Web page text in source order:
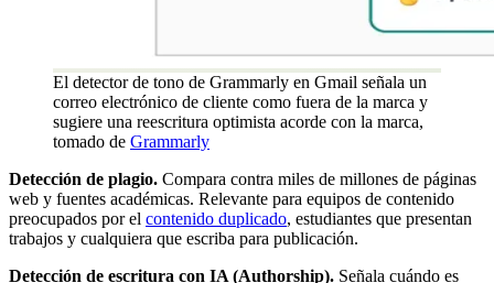
El detector de tono de Grammarly en Gmail señala un
correo electrónico de cliente como fuera de la marca y
sugiere una reescritura optimista acorde con la marca,
tomado de Grammarly
Detección de plagio. Compara contra miles de millones de páginas
web y fuentes académicas. Relevante para equipos de contenido
preocupados por el contenido duplicado, estudiantes que presentan
trabajos y cualquiera que escriba para publicación.
Detección de escritura con IA (Authorship). Señala cuándo es